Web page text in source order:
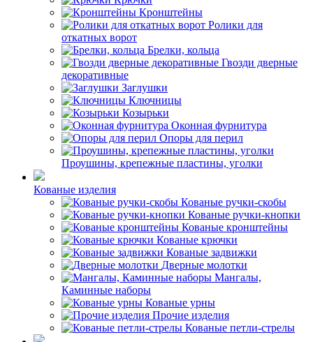
Кронштейны
Ролики для
откатных ворот
Брелки, кольца
Гвозди дверные
декоративные
Заглушки
Ключницы
Козырьки
Оконная фурнитура
Опоры для перил
Проушины, крепежные пластины, уголки
Кованые изделия
Кованые ручки-скобы
Кованые ручки-кнопки
Кованые кронштейны
Кованые крючки
Кованые задвижки
Дверные молотки
Мангалы,
Каминные наборы
Кованые урны
Прочие изделия
Кованые петли-стрелы